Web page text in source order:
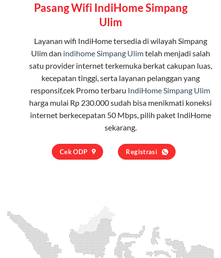
Pasang Wifi IndiHome Simpang
Ulim
Layanan wifi IndiHometersedia di wilayah Simpang
Ulim dan indihome Simpang Ulimtelah menjadi salah
satu provider internet terkemuka berkat cakupan luas,
kecepatan tinggi, serta layanan pelanggan yang
responsif,cek Promo terbaru IndiHome Simpang Ulim
harga mulai Rp 230.000 sudah bisa menikmati koneksi
internet berkecepatan 50 Mbps, pilih paket IndiHome
sekarang.
Cek ODP Registrasi